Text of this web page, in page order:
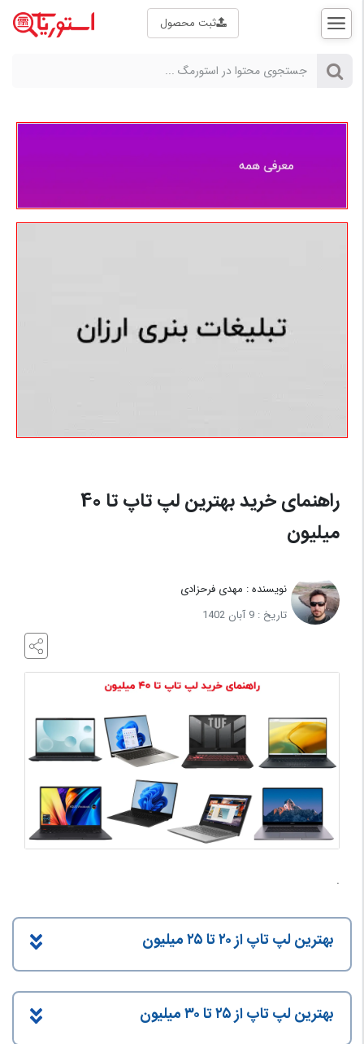
ثبت
استورمگ
برندینگ
متفرقه
درباره
ما
ثبت محصول
راهنمای خرید بهترین لپ تاپ تا 40
میلیون
نویسنده : مهدی فرحزادی
تاریخ : 9 آبان 1402
.
بهترین لپ تاپ از ۲۰ تا ۲۵ میلیون
بهترین لپ تاپ از ۲۵ تا ۳۰ میلیون